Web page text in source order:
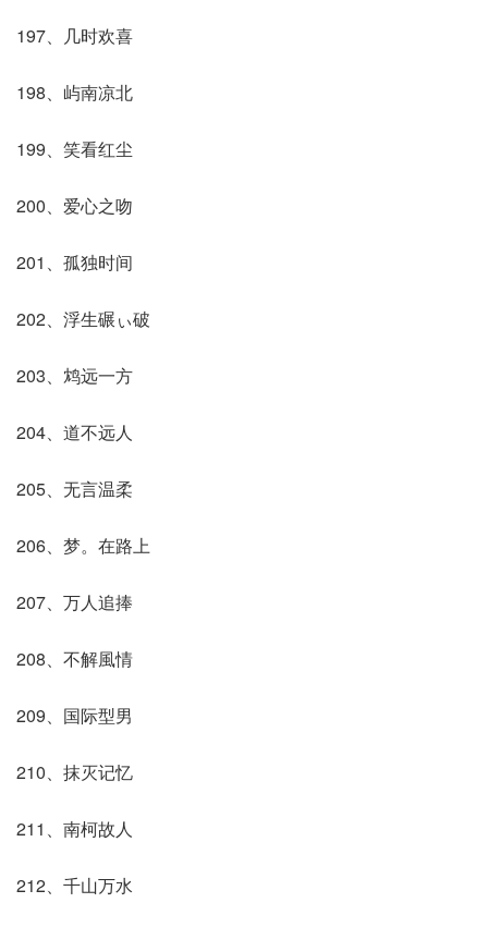
197、几时欢喜
198、屿南凉北
199、笑看红尘
200、爱心之吻
201、孤独时间
202、浮生碾ぃ破
203、鸩远一方
204、道不远人
205、无言温柔
206、梦。在路上
207、万人追捧
208、不解風情
209、国际型男
210、抹灭记忆
211、南柯故人
212、千山万水